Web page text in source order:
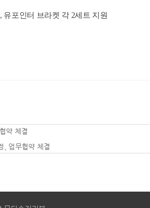
포인터 브라켓 각 2세트 지원
약 체결
, 업무협약 체결